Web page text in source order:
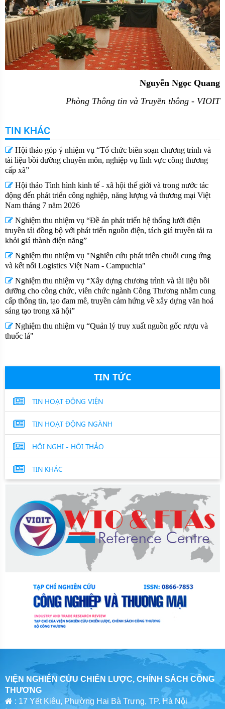
Nguyễn Ngọc Quang
Phòng Thông tin và Truyền thông - VIOIT
TIN KHÁC
Hội thảo góp ý nhiệm vụ “Tổ chức biên soạn chương trình và
tài liệu bồi dưỡng chuyên môn, nghiệp vụ lĩnh vực công thương
cấp xã” ​
Hội thảo Tình hình kinh tế - xã hội thế giới và trong nước tác
động đến phát triển công nghiệp, năng lượng và thương mại Việt
Nam tháng 7 năm 2026
Nghiệm thu nhiệm vụ “Đề án phát triển hệ thống lưới điện
truyền tải đồng bộ với phát triển nguồn điện, tách giá truyền tải ra
khỏi giá thành điện năng”
Nghiệm thu nhiệm vụ "Nghiên cứu phát triển chuỗi cung ứng
và kết nối Logistics Việt Nam - Campuchia"
Nghiệm thu nhiệm vụ “Xây dựng chương trình và tài liệu bồi
dưỡng cho công chức, viên chức ngành Công Thương nhằm cung
cấp thông tin, tạo đam mê, truyền cảm hứng về xây dựng văn hoá
sáng tạo trong xã hội”
Nghiệm thu nhiệm vụ “Quản lý truy xuất nguồn gốc rượu và
thuốc lá"
TIN TỨC
TIN HOẠT ĐỘNG VIỆN
TIN HOẠT ĐỘNG NGÀNH
HỘI NGHỊ - HỘI THẢO
TIN KHÁC
VIỆN NGHIÊN CỨU CHIẾN LƯỢC, CHÍNH SÁCH CÔNG
THƯƠNG
: 17 Yết Kiêu, Phường Hai Bà Trưng, TP. Hà Nội